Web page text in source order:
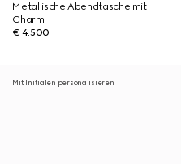
Metallische Abendtasche mit
Charm
€ 4.500
Mit Initialen personalisieren